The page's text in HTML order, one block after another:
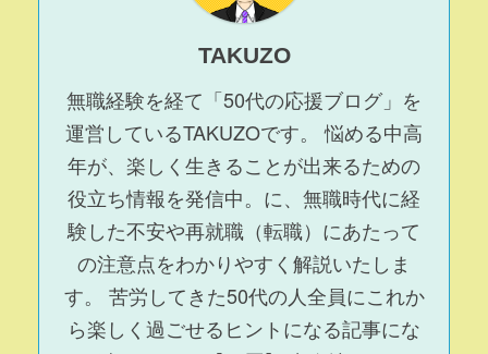
TAKUZO
無職経験を経て「50代の応援ブログ」を
運営しているTAKUZOです。 悩める中高
年が、楽しく生きることが出来るための
役立ち情報を発信中。に、無職時代に経
験した不安や再就職（転職）にあたって
の注意点をわかりやすく解説いたしま
す。 苦労してきた50代の人全員にこれか
ら楽しく過ごせるヒントになる記事にな